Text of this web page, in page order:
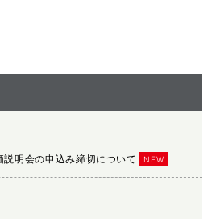
明会の申込み締切について NEW